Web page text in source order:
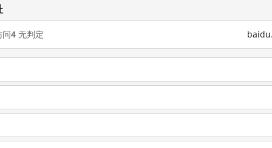
问4 无判定